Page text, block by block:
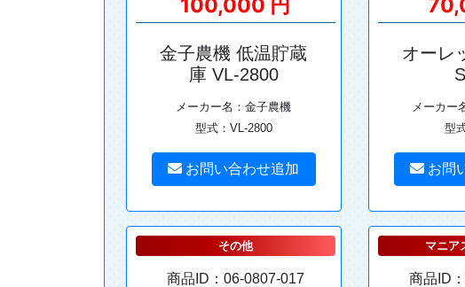
金子農機 低温貯蔵
庫 VL-2800
メーカー名：金子農機
型式：VL-2800
お問い合わせ追加
オーレ
メーカー
型
お問
その他
商品ID：06-0807-017
マニア
商品ID